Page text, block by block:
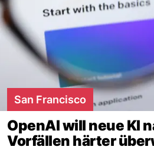
San Francisco
OpenAI will neue KI
Vorfällen härter